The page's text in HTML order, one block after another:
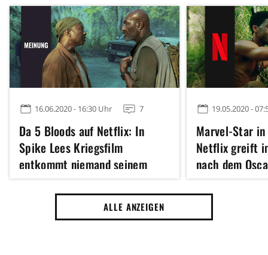
16.06.2020 - 16:30 Uhr 7
Da 5 Bloods auf Netflix: In
Spike Lees Kriegsfilm
entkommt niemand seinem
Trauma
19.05.2020 -
Marvel-Star
Netflix greift
nach dem
ALLE ANZEIGEN